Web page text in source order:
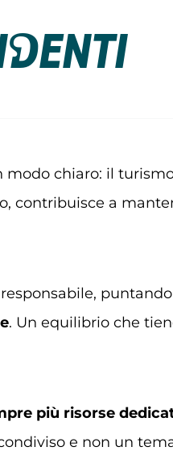
chiaro: il
contribuisce a
. Un equilibrio che
più risorse
e non un